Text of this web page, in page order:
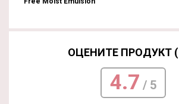
ОЦЕНИТЕ ПРОДУКТ (
4.7 / 5